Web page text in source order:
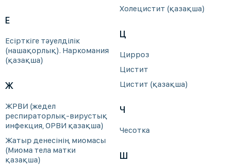
Е
Есірткіге тәуелділік
(нашақорлық). Наркомания
(қазақша)
Ж
ЖРВИ (жедел
респираторлық-вирустық
инфекция, ОРВИ қазақша)
Жатыр денесінің миомасы
(Миома тела матки
қазақша)
Холецистит (қазақша)
Ц
Цирроз
Цистит
Цистит (қазақша)
Ч
Чесотка
Ш